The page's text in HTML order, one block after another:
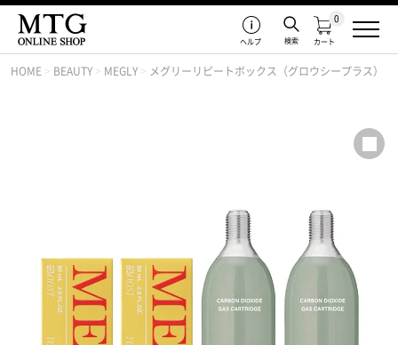
カート
0
検索
ヘルプ
HOME > BEAUTY > MEGLY > メグリーリピートボックス（グロウシープラス）